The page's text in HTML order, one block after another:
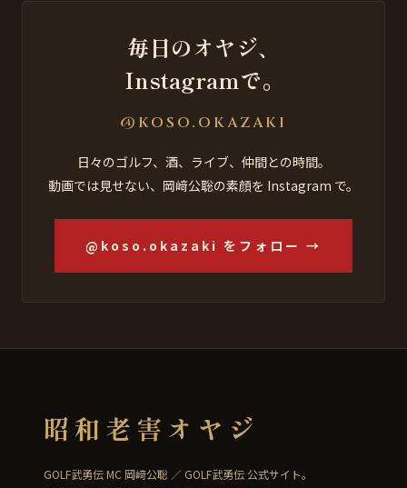
毎日のオヤジ、
Instagramで。
@KOSO.OKAZAKI
日々のゴルフ、酒、ライブ、仲間との時間。
動画では見せない、岡﨑公聡の素顔を Instagram で。
@koso.okazaki をフォロー →
昭和老害オヤジ
GOLF武勇伝 MC 岡﨑公聡 ／ GOLF武勇伝 公式サイト。